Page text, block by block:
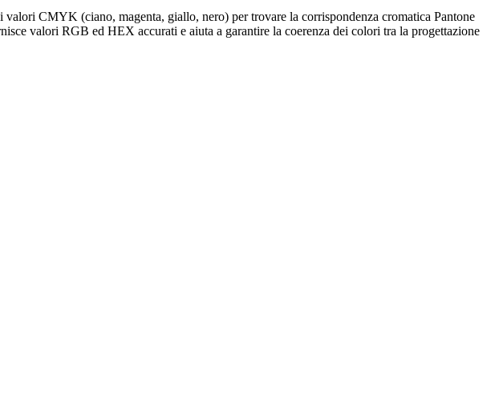
CMYK (ciano, magenta, giallo, nero) per trovare la corrispondenza cromatica Pantone
valori RGB ed HEX accurati e aiuta a garantire la coerenza dei colori tra la progettazione